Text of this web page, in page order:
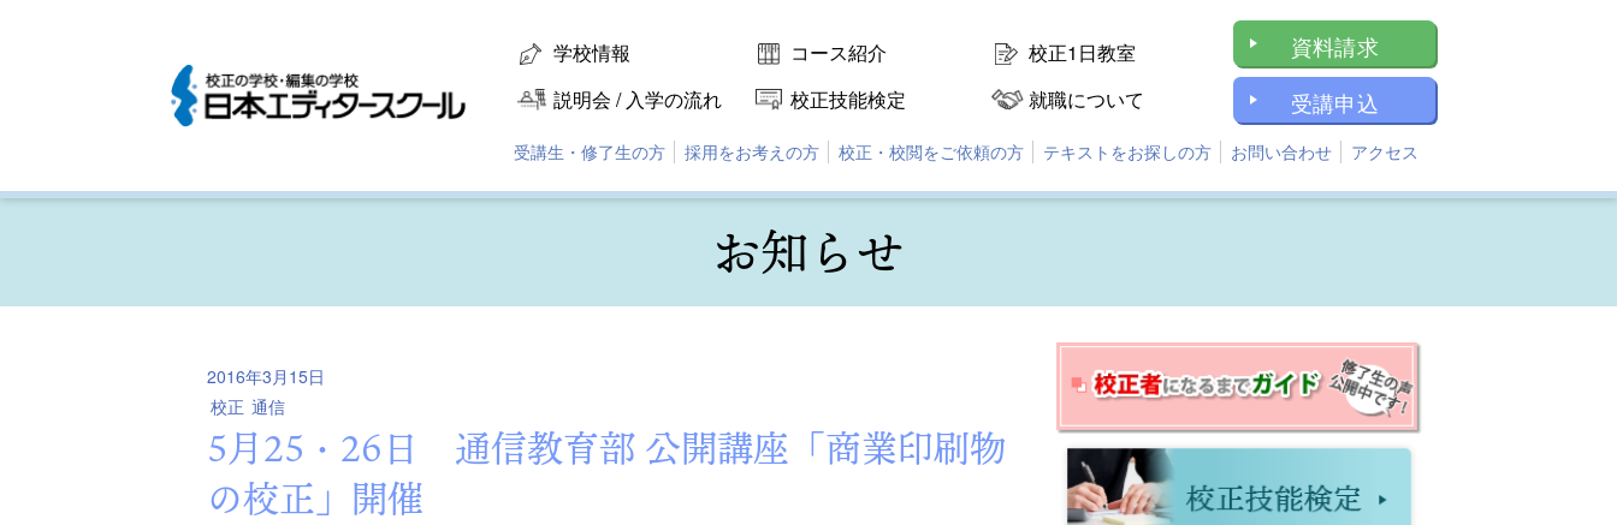
学校情報 コース紹介
校正1日教室
説明会 / 入学の流れ
校正技能検定 就職について
資料請求
受講申込
受講生・修了生の方 採用をお考えの方 校正・校閲をご依頼の方 テキストをお探しの方 お問い合わせ アクセス
お知らせ
2016年3月15日
校正 通信
5月25・26日 通信教育部 公開講座「商業印刷物
の校正」開催